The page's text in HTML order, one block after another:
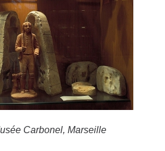
Carbonel, Marseille